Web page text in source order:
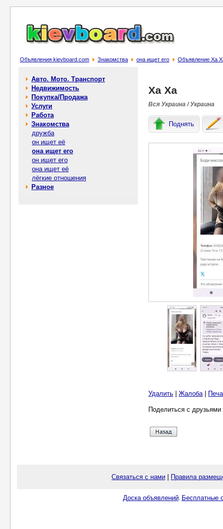
Объявления kievboard.com Знакомства она ищет его Объявление Ха
Авто. Мото. Транспорт
Недвижимость
Покупка/Продажа
Услуги
Работа
Знакомства
дружба
он ищет её
она ищет его
он ищет его
она ищет её
лёгкие отношения
Разное
Ха Ха
Вся Украина / Украина
Поднять
Удалить Жалоба|
Поделиться с
Связаться с нами Правила
Доска объявлений. Бесплатные